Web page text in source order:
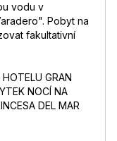
vodu v
Pobyt na
fakultativní
GRAN
NOCÍ NA
DEL MAR